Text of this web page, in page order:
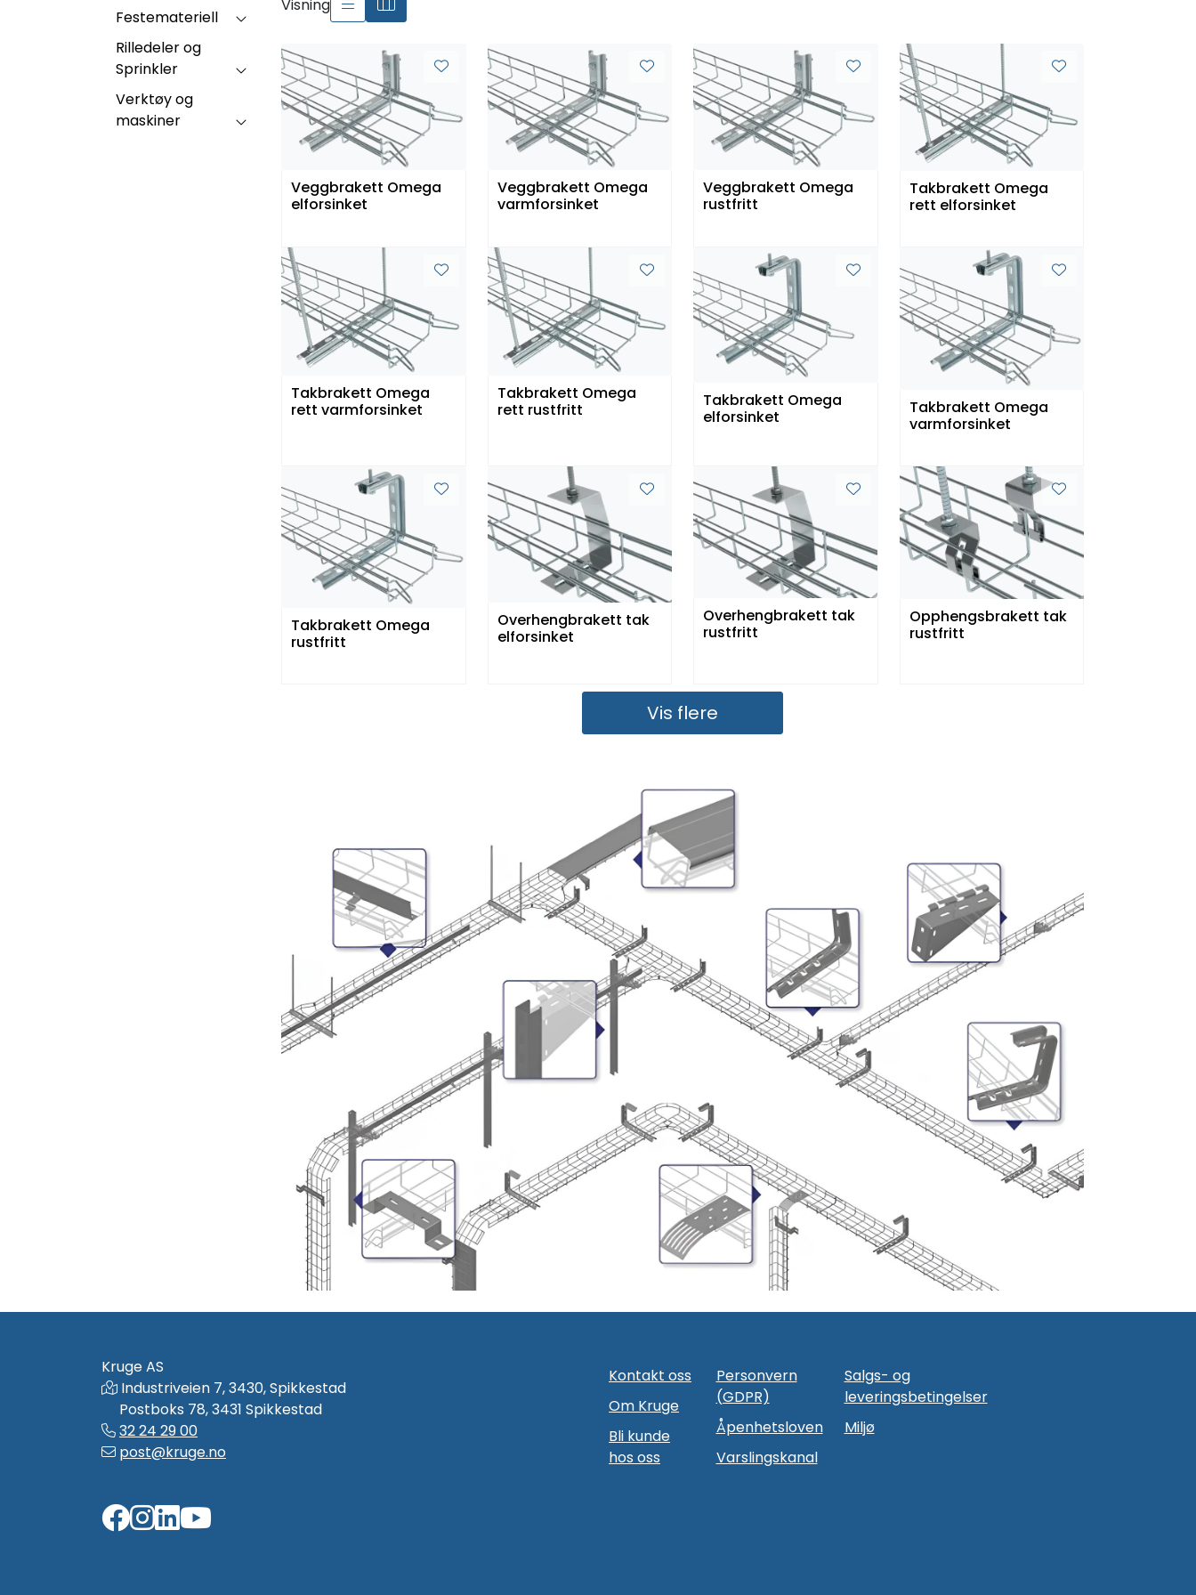
Festemateriell
Rilledeler og
Sprinkler
Verktøy og
maskiner
Visning
Veggbrakett Omega
elforsinket
Veggbrakett Omega
varmforsinket
Veggbrakett Omega
rustfritt
Takbrakett Omega
rett elforsinket
Takbrakett Omega
rett varmforsinket
Takbrakett Omega
rett rustfritt
Takbrakett Omega
elforsinket
Takbrakett Omega
varmforsinket
Takbrakett Omega
rustfritt
Overhengbrakett tak
elforsinket
Overhengbrakett tak
rustfritt
Opphengsbrakett tak
rustfritt
Vis flere
Kruge AS
Industriveien 7, 3430, Spikkestad
Postboks 78, 3431 Spikkestad
32 24 29 00
post@kruge.no
Kontakt oss
Om Kruge
Bli kunde
hos oss
Personvern
(GDPR)
Åpenhetsloven
Varslingskanal
Salgs- og
leveringsbetingelser
Miljø